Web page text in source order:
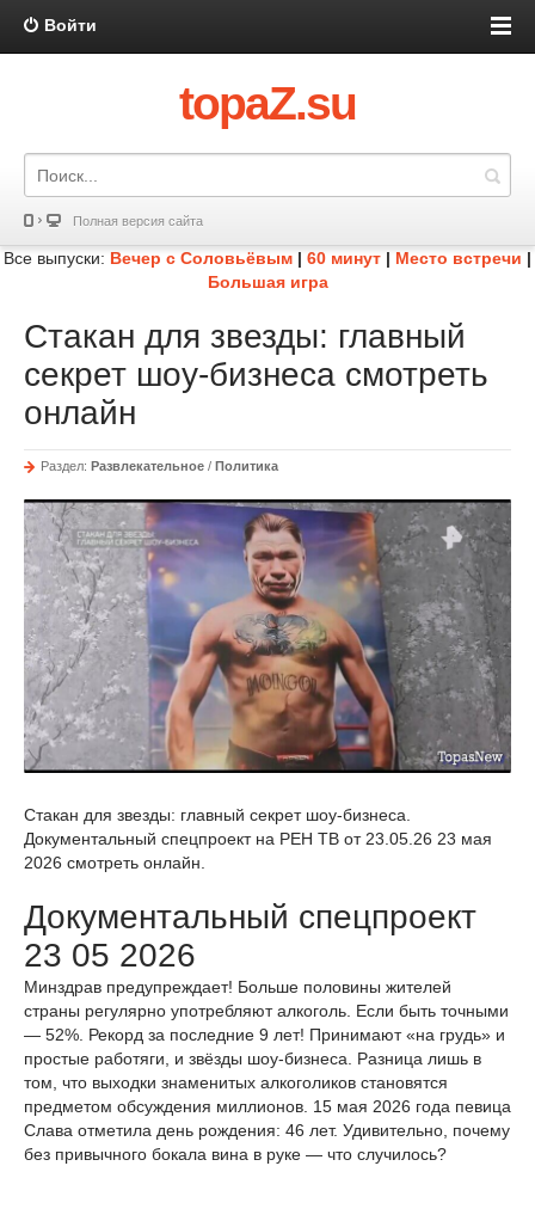
Войти
topaZ.su
Полная версия сайта
Все выпуски: Вечер с Соловьёвым | 60 минут | Место встречи |
Большая игра
Стакан для звезды: главный
секрет шоу-бизнеса смотреть
онлайн
Раздел: Развлекательное / Политика
Стакан для звезды: главный секрет шоу-бизнеса.
Документальный спецпроект на РЕН ТВ от 23.05.26 23 мая
2026 смотреть онлайн.
Документальный спецпроект
23 05 2026
Минздрав предупреждает! Больше половины жителей
страны регулярно употребляют алкоголь. Если быть точными
— 52%. Рекорд за последние 9 лет! Принимают «на грудь» и
простые работяги, и звёзды шоу-бизнеса. Разница лишь в
том, что выходки знаменитых алкоголиков становятся
предметом обсуждения миллионов. 15 мая 2026 года певица
Слава отметила день рождения: 46 лет. Удивительно, почему
без привычного бокала вина в руке — что случилось?